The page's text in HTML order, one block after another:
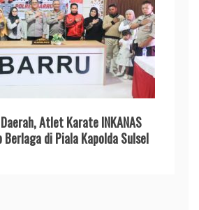
Atlet Karate INKANAS
Berlaga di Piala Kapolda Sulsel